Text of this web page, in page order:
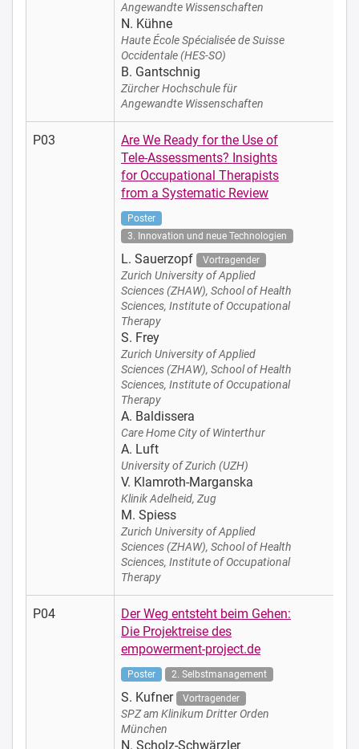
Angewandte Wissenschaften
N. Kühne
Haute École Spécialisée de Suisse
Occidentale (HES-SO)
B. Gantschnig
Zürcher Hochschule für
Angewandte Wissenschaften
P03
Are We Ready for the Use of
Tele-Assessments? Insights
for Occupational Therapists
from a Systematic Review
Poster
3. Innovation und neue Technologien
L. Sauerzopf Vortragender
Zurich University of Applied
Sciences (ZHAW), School of Health
Sciences, Institute of Occupational
Therapy
S. Frey
Zurich University of Applied
Sciences (ZHAW), School of Health
Sciences, Institute of Occupational
Therapy
A. Baldissera
Care Home City of Winterthur
A. Luft
University of Zurich (UZH)
V. Klamroth-Marganska
Klinik Adelheid, Zug
M. Spiess
Zurich University of Applied
Sciences (ZHAW), School of Health
Sciences, Institute of Occupational
Therapy
P04
Der Weg entsteht beim Gehen:
Die Projektreise des
empowerment-project.de
Poster 2. Selbstmanagement
S. Kufner Vortragender
SPZ am Klinikum Dritter Orden
München
N. Scholz-Schwärzler